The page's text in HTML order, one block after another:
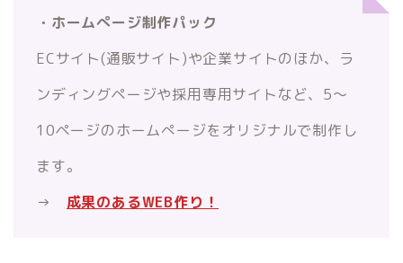
・ホームぺージ制作パック
ECサイト(通販サイト)や企業サイトのほか、ラ
ンディングページや採用専用サイトなど、5～
10ページのホームぺージをオリジナルで制作し
ます。
→ 成果のあるWEB作り！